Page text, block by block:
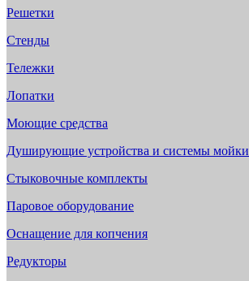
Решетки
Стенды
Тележки
Лопатки
Моющие средства
Душирующие устройства и системы мойки
Стыковочные комплекты
Паровое оборудование
Оснащение для копчения
Редукторы